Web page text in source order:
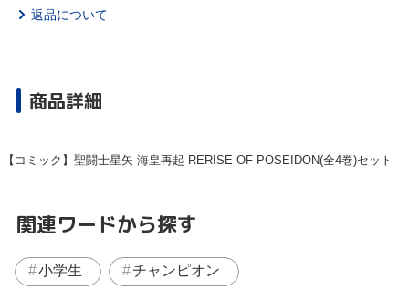
返品について
商品詳細
【コミック】聖闘士星矢 海皇再起 RERISE OF POSEIDON(全4巻)セット
関連ワードから探す
小学生 チャンピオン